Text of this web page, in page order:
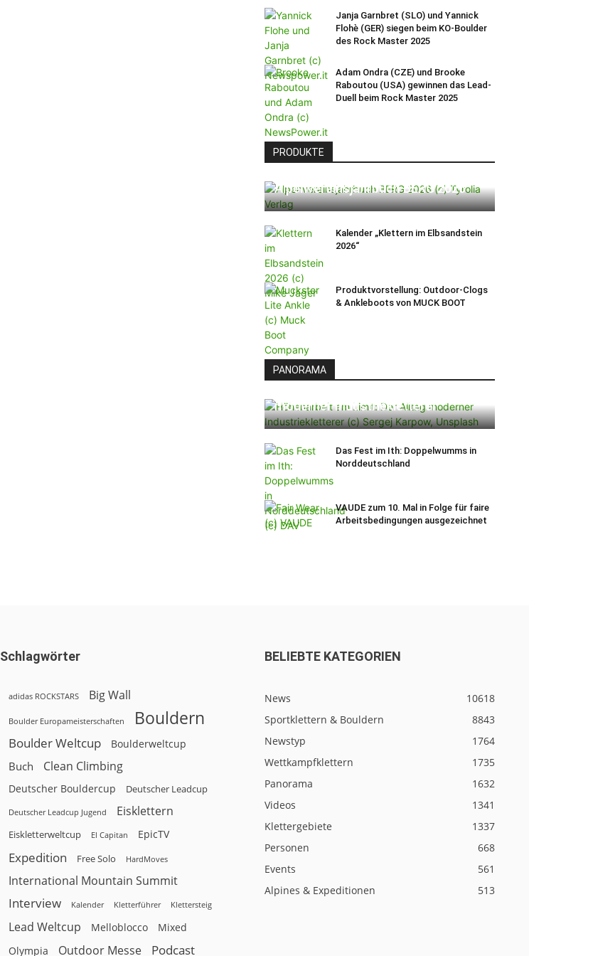
Janja Garnbret (SLO) und Yannick
Flohè (GER) siegen beim KO-Boulder
des Rock Master 2025
Adam Ondra (CZE) und Brooke
Raboutou (USA) gewinnen das Lead-
Duell beim Rock Master 2025
PRODUKTE
Alpenvereinsjahrbuch BERG 2026
Kalender „Klettern im Elbsandstein
2026“
Produktvorstellung: Outdoor-Clogs
& Ankleboots von MUCK BOOT
PANORAMA
moderner Industriekletterer
Das Fest im Ith: Doppelwumms in
Norddeutschland
VAUDE zum 10. Mal in Folge für faire
Arbeitsbedingungen ausgezeichnet
Schlagwörter
adidas ROCKSTARS Big Wall
Boulder Europameisterschaften Bouldern
Boulder Weltcup Boulderweltcup
Buch Clean Climbing
Deutscher Bouldercup Deutscher Leadcup
Deutscher Leadcup Jugend Eisklettern
Eiskletterweltcup El Capitan EpicTV
Expedition Free Solo HardMoves
International Mountain Summit
Interview Kalender Kletterführer Klettersteig
Lead Weltcup Melloblocco Mixed
Olympia Outdoor Messe Podcast
BELIEBTE KATEGORIEN
News
10618
Sportklettern & Bouldern
8843
Newstyp
1764
Wettkampfklettern
1735
Panorama
1632
Videos
1341
Klettergebiete
1337
Personen
668
Events
561
Alpines & Expeditionen
513